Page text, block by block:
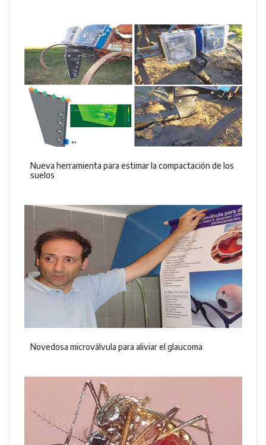
Nueva herramienta para estimar la compactación de los
suelos
Novedosa microválvula para aliviar el glaucoma